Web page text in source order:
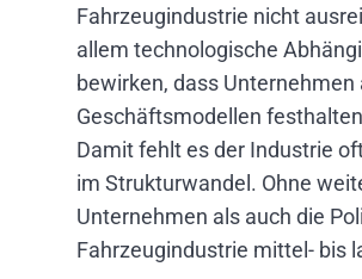
Fahrzeugindustrie nicht
allem technologische
bewirken, dass
Geschäftsmodellen
Damit fehlt es der Industrie
im Strukturwandel. Ohne
Unternehmen als auch die
Fahrzeugindustrie mittel- bis